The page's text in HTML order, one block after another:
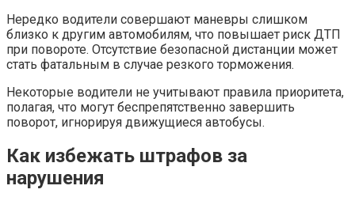
Нередко водители совершают маневры слишком
близко к другим автомобилям, что повышает риск ДТП
при повороте. Отсутствие безопасной дистанции может
стать фатальным в случае резкого торможения.
Некоторые водители не учитывают правила приоритета,
полагая, что могут беспрепятственно завершить
поворот, игнорируя движущиеся автобусы.
Как избежать штрафов за
нарушения